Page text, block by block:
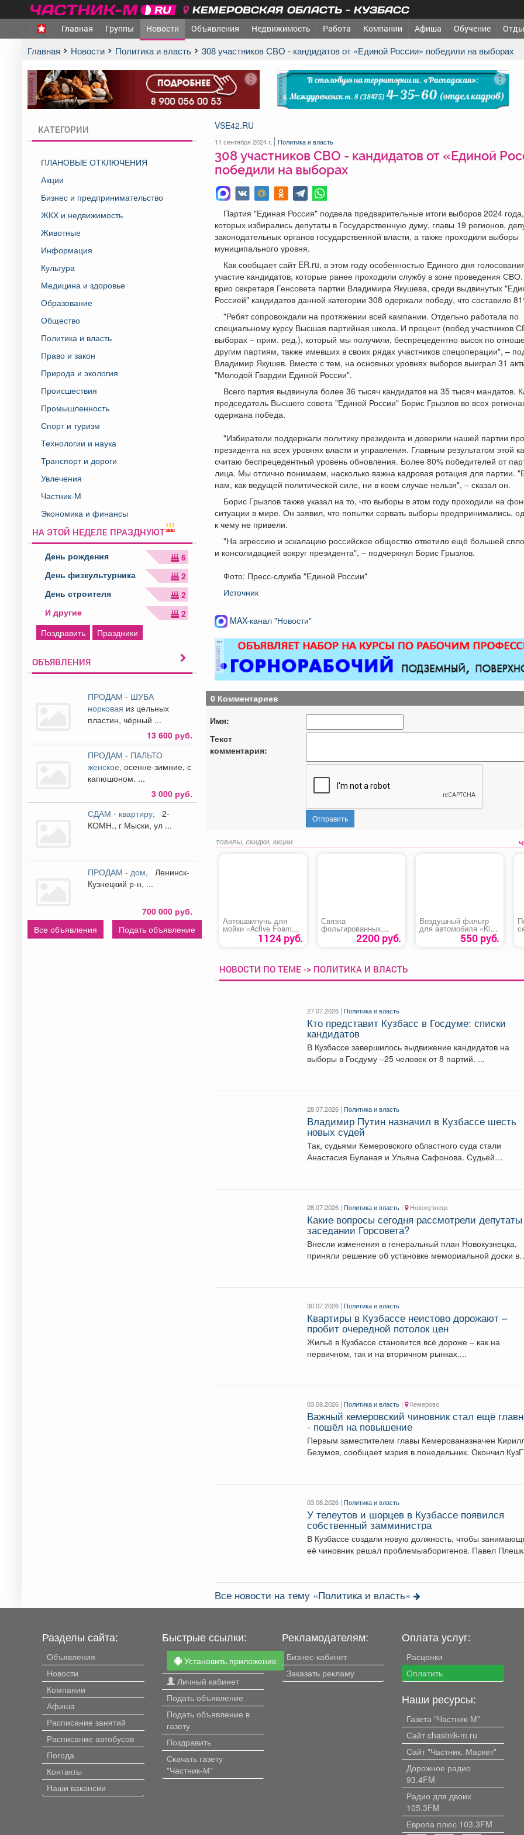
КЕМЕРОВСКАЯ ОБЛАСТЬ - КУЗБАСС
Главная Группы Новости Объявления Недвижимость Работа Компании Афиша Обучение
Главная Новости Политика и власть 308 участников СВО - кандидатов от «Единой России» победили на выборах
реклама реклама
КАТЕГОРИИ
ПЛАНОВЫЕ ОТКЛЮЧЕНИЯ
Акции
Бизнес и предпринимательство
ЖКХ и недвижимость
Животные
Информация
Культура
Медицина и здоровье
Образование
Общество
Политика и власть
Право и закон
Природа и экология
Происшествия
Промышленность
Спорт и туризм
Технологии и наука
Транспорт и дороги
Увлечения
Частник-М
Экономика и финансы
НА ЭТОЙ НЕДЕЛЕ ПРАЗДНУЮТ
День рождения
6
День физкультурника
2
День строителя
2
И другие
2
Поздравить
Праздники
ОБЪЯВЛЕНИЯ
ПРОДАМ - ШУБА
норковая из цельных
пластин, чёрный ...
13 600 руб.
ПРОДАМ - ПАЛЬТО
женское,осенне-зимние, с
капюшоном. ...
3 000 руб.
СДАМ - квартиру,
2-
КОМН., г Мыски, ул ...
ПРОДАМ - дом,
Ленинск-
Кузнецкий р-н, ...
700 000 руб.
Все объявления
Подать объявление
VSE42.RU
11 сентября 2024 г. Политика и власть
308 участников СВО - кандидатов от «Единой
победили на выборах
Партия "Единая Россия" подвела предварительные итоги выборов 2024
которых избирались депутаты в Государственную думу, главы 19 регионов,
законодательных органов государственной власти, а также проходили выборы
муниципального уровня.
Как сообщает сайт ER.ru, в этом году особенностью Единого дня
участие кандидатов, которые ранее проходили службу в зоне проведения
врио секретаря Генсовета партии Владимира Якушева, среди выдвинутых
Россией" кандидатов данной категории 308 одержали победу, что составило
"Ребят сопровождали на протяжении всей кампании. Отдельно работала по
специальному курсу Высшая партийная школа. И процент (побед участников
выборах – прим. ред.), который мы получили, беспрецедентно высок по
другим партиям, также имевших в своих рядах участников спецоперации", –
Владимир Якушев. Вместе с тем, на основных уровнях выборов выиграл 31
"Молодой Гвардии Единой России".
Всего партия выдвинула более 36 тысяч кандидатов на 35 тысяч мандатов.
председатель Высшего совета "Единой России" Борис Грызлов во всех
одержана победа.
"Избиратели поддержали политику президента и доверили нашей партии
президента на всех уровнях власти и управления. Главным результатом этой
считаю беспрецедентный уровень обновления. Более 80% победителей от
лица. Мы отлично понимаем, насколько важна кадровая ротация для партии.
нам, как ведущей политической силе, ни в коем случае нельзя", – сказал он.
Борис Грызлов также указал на то, что выборы в этом году проходили на
ситуации в мире. Он заявил, что попытки сорвать выборы предпринимались,
к чему не привели.
"На агрессию и эскалацию российское общество ответило ещё большей
и консолидацией вокруг президента", – подчеркнул Борис Грызлов.
Фото: Пресс-служба "Единой России"
Источник
MAX-канал "Новости"
реклама
0 Комментариев
Имя:
Текст
комментария:
Отправить
ТОВАРЫ, СКИДКИ, АКЦИИ
Автошампунь для
мойки «Active Foam
1124 руб.
Связка
фольгированных
сердец 2200 руб.
Воздушный фильтр
для автомобиля «Kia
Sorento» 550 руб.
НОВОСТИ ПО ТЕМЕ -> ПОЛИТИКА И ВЛАСТЬ
27.07.2026 |Политика и власть
Кто представит Кузбасс в Госдуме: списки
кандидатов
В Кузбассе завершилось выдвижение кандидатов на
выборы в Госдуму –25 человек от 8 партий. ...
28.07.2026 |Политика и власть
Владимир Путин назначил в Кузбассе шесть
новых судей
Так, судьями Кемеровского областного суда стали
Анастасия Буланая и Ульяна Сафонова. Судьей
28.07.2026 |Политика и власть | Новокузнецк
Какие вопросы сегодня рассмотрели
заседании Горсовета?
Внесли изменения в генеральный план Новокузнецка,
приняли решение об установке мемориальной доски в
30.07.2026 |Политика и власть
Квартиры в Кузбассе неистово дорожают –
пробит очередной потолок цен
Жильё в Кузбассе становится всё дороже – как на
первичном, так и на вторичном рынках....
03.08.2026 |Политика и власть | Кемерово
Важный кемеровский чиновник стал ещё
- пошёл на повышение
Первым заместителем главы Кемерованазначен
Безумов, сообщает мэрия в понедельник. Окончил КузГТУ.
03.08.2026 |Политика и власть
У телеутов и шорцев в Кузбассе появился
собственный замминистра
В Кузбассе создали новую должность, чтобы
её чиновник решал проблемыаборигенов. Павел Плешкань
Все новости на тему «Политика и власть»
Разделы сайта:
Объявления
Новости
Компании
Афиша
Расписание занятий
Расписание автобусов
Погода
Контакты
Наши вакансии
Быстрые ссылки:
Установить приложение
Личный кабинет
Подать объявление
Подать объявление в
газету
Поздравить
Скачать газету
"Частник-М"
Рекламодателям:
Бизнес-кабинет
Заказать рекламу
Оплата услуг:
Расценки
Оплатить
Наши ресурсы:
Газета "Частник-М"
Сайт chastnik-m.ru
Сайт "Частник. Маркет"
Дорожное радио
93.4FM
Радио для двоих
105.3FM
Европа плюс 103.3FM